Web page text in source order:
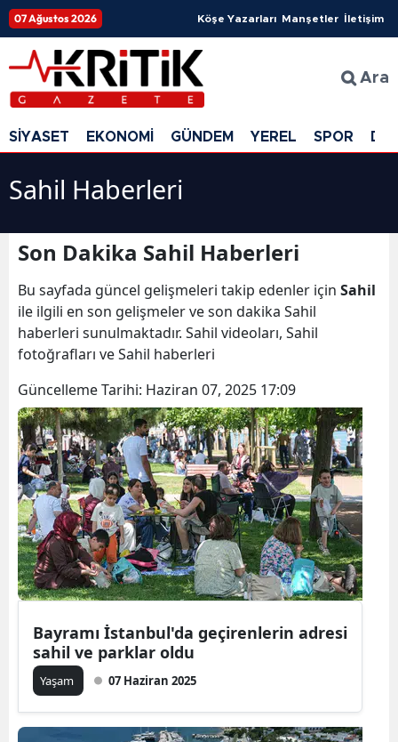
07 Ağustos 2026 Köşe Yazarları Manşetler İletişim
Ara
SİYASET EKONOMİ GÜNDEM YEREL SPOR
Sahil Haberleri
Son Dakika Sahil Haberleri
Bu sayfada güncel gelişmeleri takip edenler için Sahil
ile ilgili en son gelişmeler ve son dakika Sahil
haberleri sunulmaktadır. Sahil videoları, Sahil
fotoğrafları ve Sahil haberleri
Güncelleme Tarihi: Haziran 07, 2025 17:09
Bayramı İstanbul'da geçirenlerin adresi
sahil ve parklar oldu
Yaşam 07 Haziran 2025